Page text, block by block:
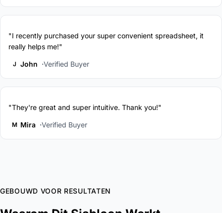
"I recently purchased your super convenient spreadsheet, it
really helps me!"
J John Verified Buyer
"They're great and super intuitive. Thank you!"
M Mira Verified Buyer
GEBOUWD VOOR RESULTATEN